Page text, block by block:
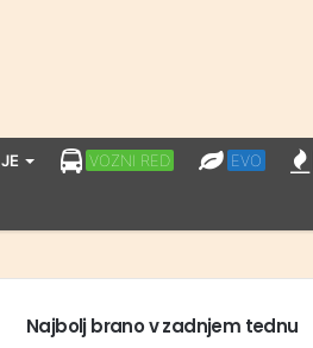
LPP
VOZNI RED EVO
EVO
Najbolj brano v zadnjem tednu